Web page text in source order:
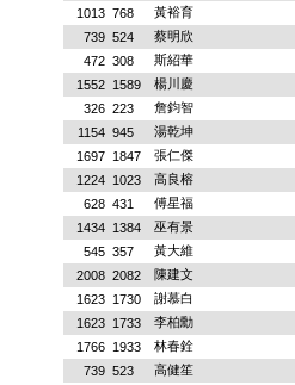
1013 768
黃裕育
739 524
蔡明欣
472 308
斯紹華
1552
1589
楊川慶
326 223
詹鈞智
1154 945
湯乾坤
1697
1847
張仁傑
1224
1023
高良榕
628 431
傅星福
1434
1384
巫有景
545 357
黃大維
2008 2082
陳建文
1623
1730
謝慕白
1623
1733
李柏勳
1766
1933
林春銓
739 523
高健笙